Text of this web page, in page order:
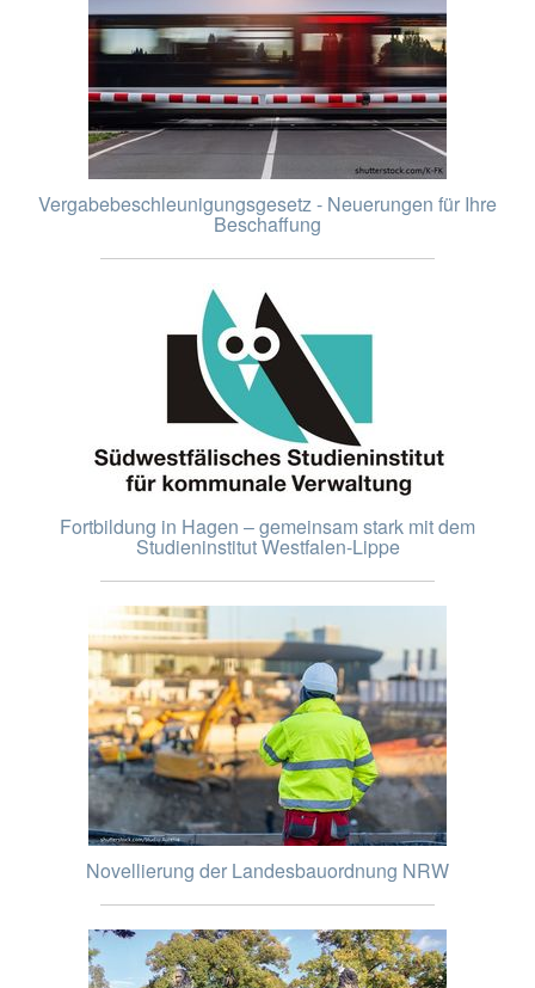
Vergabebeschleunigungsgesetz - Neuerungen für Ihre
Beschaffung
Fortbildung in Hagen – gemeinsam stark mit dem
Studieninstitut Westfalen-Lippe
Novellierung der Landesbauordnung NRW